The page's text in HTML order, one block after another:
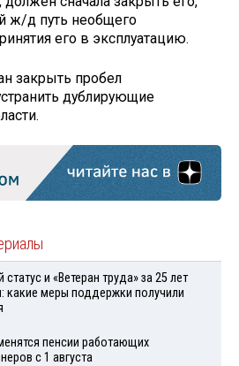
ж/д путь необщего
его в эксплуатацию.
закрыть пробел
дублирующие
и «Ветеран труда» за 25 лет
какие меры поддержки получили
пенсии работающих
с 1 августа